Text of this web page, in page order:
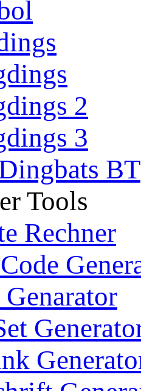
2
3
BT
Tools
Rechner